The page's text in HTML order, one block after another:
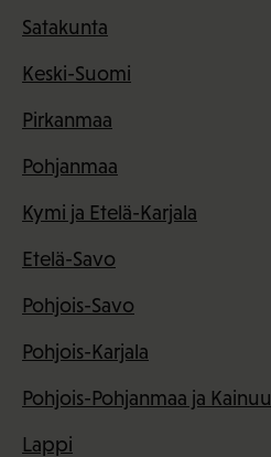
Satakunta
Keski-Suomi
Pirkanmaa
Pohjanmaa
Kymi ja Etelä-Karjala
Etelä-Savo
Pohjois-Savo
Pohjois-Karjala
Pohjois-Pohjanmaa ja Kainuu
Lappi